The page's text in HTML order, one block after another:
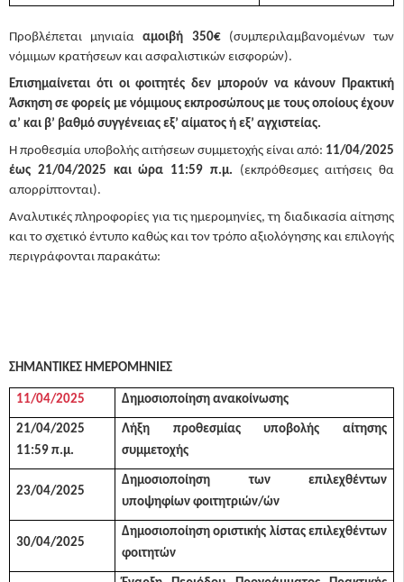
Προβλέπεται μηνιαίααμοιβή 350€(συμπεριλαμβανομένων των
νόμιμων κρατήσεων και ασφαλιστικών εισφορών).
Επισημαίνεται ότι οι φοιτητές δεν μπορούν να κάνουν Πρακτική
Άσκηση σε φορείς με νόμιμους εκπροσώπους με τους οποίους έχουν
α’ και β’ βαθμό συγγένειας εξ’ αίματος ή εξ’ αγχιστείας.
Η προθεσμία υποβολής αιτήσεων συμμετοχής είναι από: 11/04/2025
έως 21/04/2025 και ώρα 11:59 π.μ. (εκπρόθεσμες αιτήσεις θα
απορρίπτονται).
Αναλυτικές πληροφορίες για τις ημερομηνίες, τη διαδικασία αίτησης
και το σχετικό έντυπο καθώς και τον τρόπο αξιολόγησης και επιλογής
περιγράφονται παρακάτω:
ΣΗΜΑΝΤΙΚΕΣ ΗΜΕΡΟΜΗΝΙΕΣ
11/04/2025 Δημοσιοποίηση ανακοίνωσης
21/04/2025
11:59 π.μ.
Λήξη προθεσμίας υποβολής αίτησης
συμμετοχής
23/04/2025
Δημοσιοποίηση των επιλεχθέντων
υποψηφίων φοιτητριών/ών
30/04/2025
Δημοσιοποίηση οριστικής λίστας επιλεχθέντων
φοιτητών